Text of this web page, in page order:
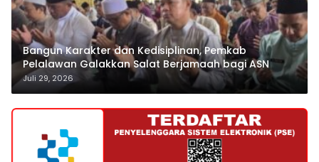
Bangun Karakter dan Kedisiplinan, Pemkab
Pelalawan Galakkan Salat Berjamaah bagi ASN
Juli 29, 2026